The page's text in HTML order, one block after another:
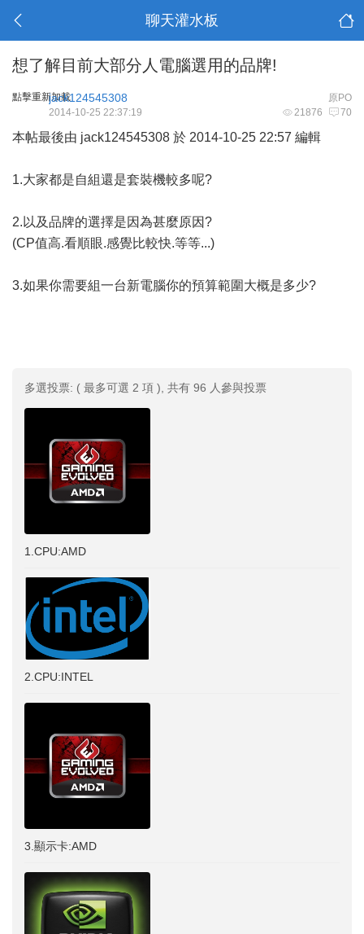
聊天灌水板
想了解目前大部分人電腦選用的品牌!
點擊重新加載 原PO
jack124545308
21876 70
2014-10-25 22:37:19
本帖最後由 jack124545308 於 2014-10-25 22:57 編輯
1.大家都是自組還是套裝機較多呢?
2.以及品牌的選擇是因為甚麼原因?
(CP值高.看順眼.感覺比較快.等等...)
3.如果你需要組一台新電腦你的預算範圍大概是多少?
多選投票: ( 最多可選 2 項 ), 共有 96 人參與投票
1.CPU:AMD
2.CPU:INTEL
3.顯示卡:AMD